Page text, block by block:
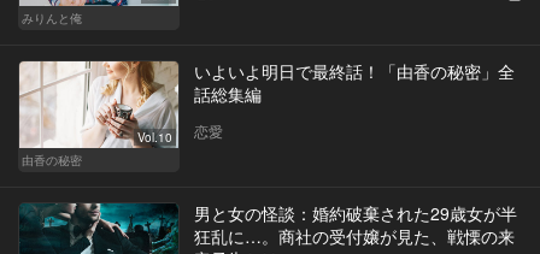
みりんと俺
Vol.10
由香の秘密
いよいよ明日で最終話！「由香の秘密」全
話総集編
恋愛
男と女の怪談：婚約破棄された29歳女が半
狂乱に…。商社の受付嬢が見た、戦慄の来